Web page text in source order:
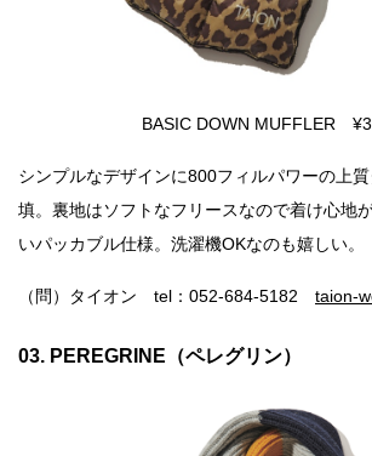
BASIC DOWN MUFFLER
シンプルなデザインに800フィルパワーの上
填。裏地はソフトなフリースなので着け心地
いパッカブル仕様。洗濯機OKなのも嬉しい。
（問）タイオン tel：052-684-5182 taion-
03. PEREGRINE（ペレグリン）